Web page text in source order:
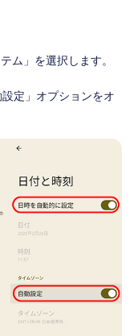
ム」を選択します。
定」オプションをオ